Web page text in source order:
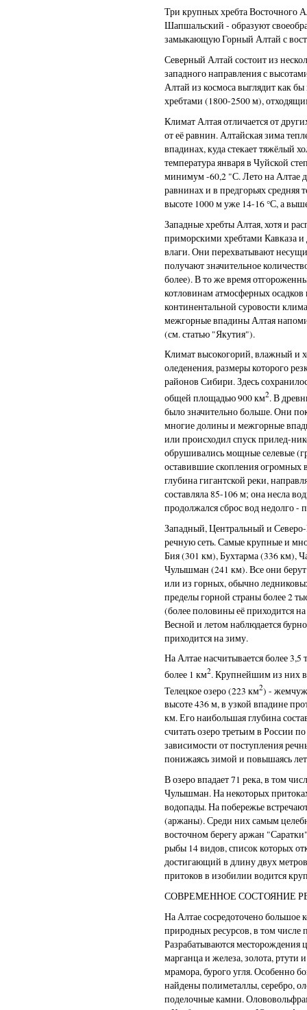
Три крупных хребта Восточного
Шапшальский - образуют
замыкающую Горный Алтай с
Северный Алтай состоит из
западного направления с
Алтай из космоса выглядит как
хребтами (1800-2500 м),
Климат Алтая отличается от
от её равнин. Алтайская зима
впадинах, куда стекает тяжёлый
температура января в Чуйской
минимум -60,2 "С. Лето на Алтае
равнинах и в предгорьях средняя
высоте 1000 м уже 14-16 °С, а
Западные хребты Алтая, хотя и
приморскими хребтами Кавказа
влаги. Они перехватывают
получают значительное
более). В то же время
котловинам атмосферных
континентальной суровости
межгорные впадины Алтая
(см. статью "Якутия").
Климат высокогорий, влажный и
оледенения, размеры которого
районов Сибири. Здесь
общей площадью 900 км2. В
было значительно больше. Они
многие долины и межгорные
или происходил спуск прилед-
обрушивались мощные селевые
оставившие скопления огромных
глубина гигантской реки,
составляла 85-106 м; она несла
продолжался сброс вод недолго -
Западный, Центральный и
речную сеть. Самые крупные и
Бия (301 км), Бухтарма (336 км),
Чулышман (241 км). Все они берут
или из горных, обычно
пределы горной страны более 2
(более половины её приходится
Весной и летом наблюдается
приходится на зиму.
На Алтае насчитывается более
более 1 км2. Крупнейшим из них в
Телецкое озеро (223 км2) -
высоте 436 м, в узкой впадине
км. Его наибольшая глубина
считать озеро третьим в России
зависимости от поступления
понижаясь зимой и повышаясь
В озеро впадает 71 река, в том
Чулышман. На некоторых
водопады. На побережье
(аржаны). Среди них самым
восточном берегу аржан
рыбы 14 видов, список которых
достигающий в длину двух метров
притоков в изобилии водится
СОВРЕМЕННОЕ СОСТОЯНИЕ
На Алтае сосредоточено большое
природных ресурсов, в том числе
Разрабатываются месторождения
марганца и железа, золота, ртути
мрамора, бурого угля. Особенно
найдены полиметаллы, серебро,
поделочные камни.